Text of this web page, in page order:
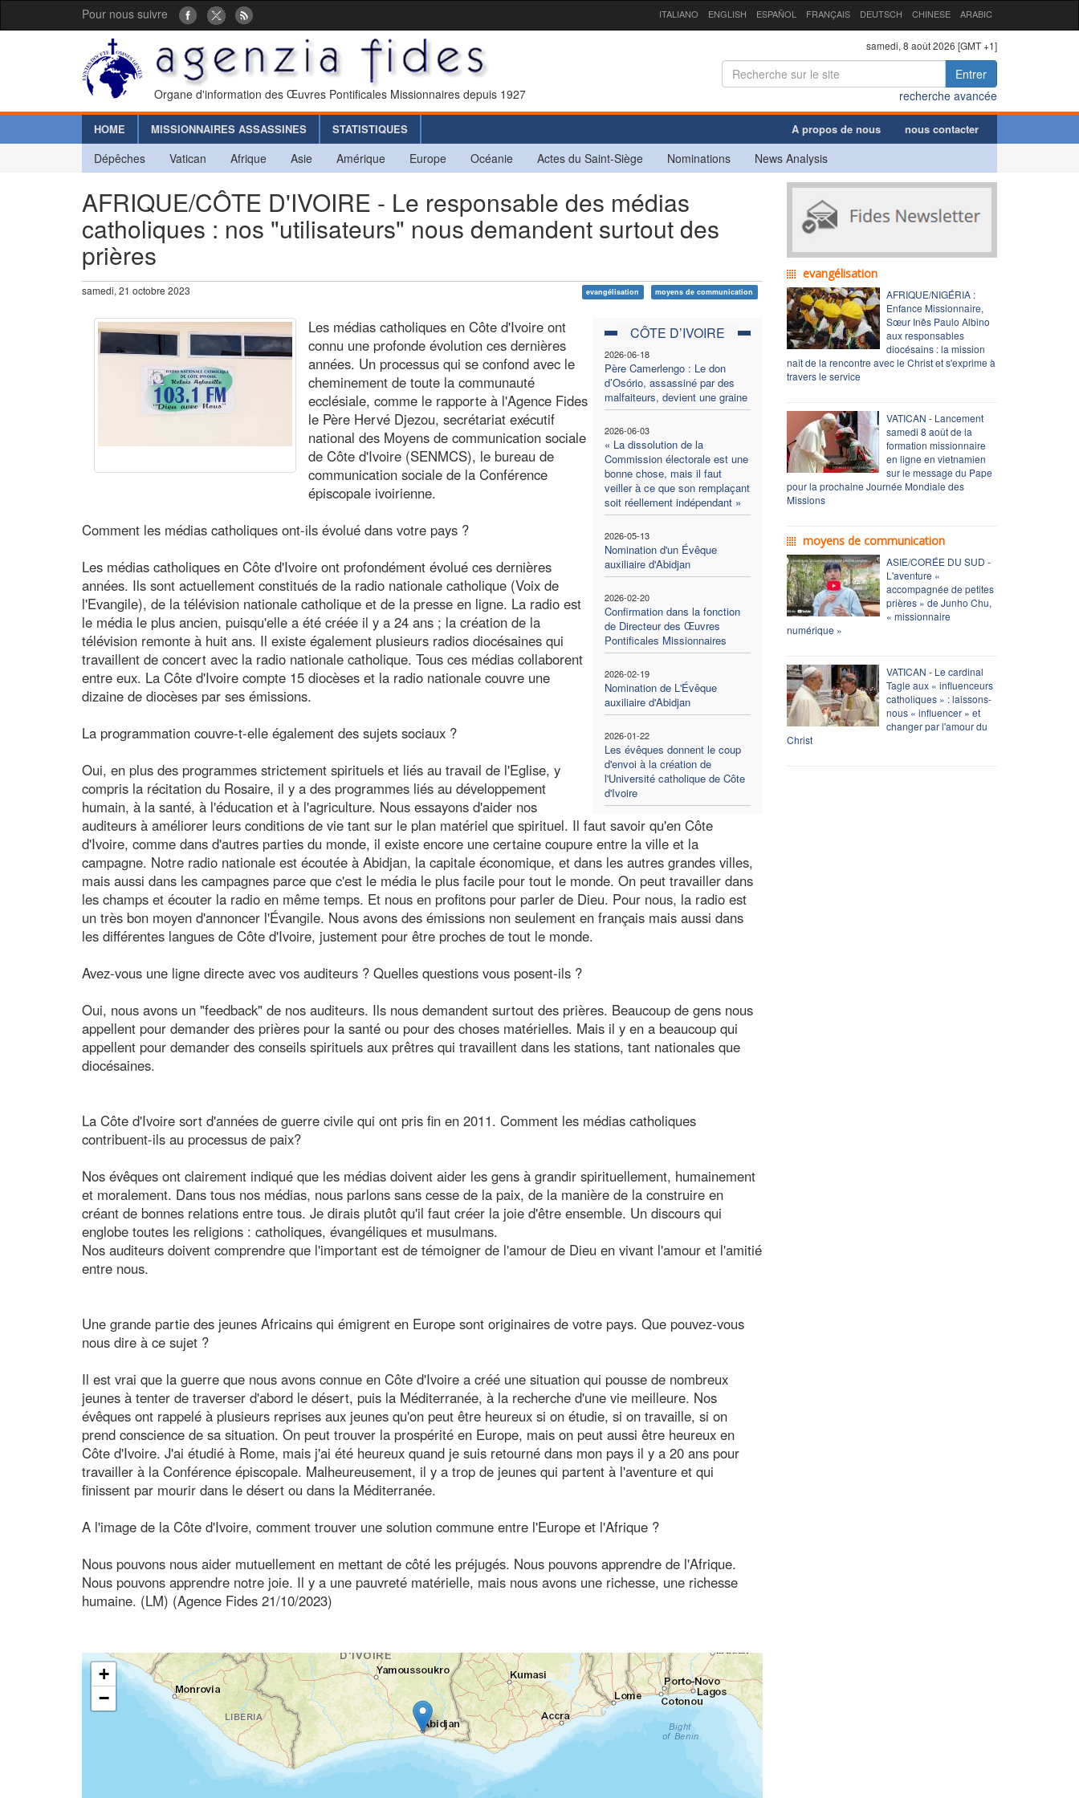
Pour nous suivre ITALIANO ENGLISH ESPAÑOL FRANÇAIS DEUTSCH CHINESE ARABIC
Organe d'information des Œuvres Pontificales Missionnaires depuis 1927
samedi, 8 août 2026 [GMT +1]
Entrer
recherche avancée
HOME MISSIONNAIRES ASSASSINES STATISTIQUES A propos de nous nous contacter
Dépêches Vatican Afrique Asie Amérique Europe Océanie Actes du Saint-Siège Nominations News Analysis
AFRIQUE/CÔTE D'IVOIRE - Le responsable des médias
catholiques : nos "utilisateurs" nous demandent surtout des
prières
samedi, 21 octobre 2023 evangélisation moyens de communication
CÔTE D’IVOIRE
2026-06-18
Père Camerlengo : Le don
d’Osório, assassiné par des
malfaiteurs, devient une graine
2026-06-03
« La dissolution de la
Commission électorale est une
bonne chose, mais il faut
veiller à ce que son remplaçant
soit réellement indépendant »
2026-05-13
Nomination d'un Évêque
auxiliaire d'Abidjan
2026-02-20
Confirmation dans la fonction
de Directeur des Œuvres
Pontificales Missionnaires
2026-02-19
Nomination de L'Évêque
auxiliaire d'Abidjan
2026-01-22
Les évêques donnent le coup
d'envoi à la création de
l'Université catholique de Côte
d'Ivoire
Les médias catholiques en Côte d'Ivoire ont
connu une profonde évolution ces dernières
années. Un processus qui se confond avec le
cheminement de toute la communauté
ecclésiale, comme le rapporte à l'Agence Fides
le Père Hervé Djezou, secrétariat exécutif
national des Moyens de communication sociale
de Côte d'Ivoire (SENMCS), le bureau de
communication sociale de la Conférence
épiscopale ivoirienne.
Comment les médias catholiques ont-ils évolué dans votre pays ?
Les médias catholiques en Côte d'Ivoire ont profondément évolué ces dernières
années. Ils sont actuellement constitués de la radio nationale catholique (Voix de
l'Evangile), de la télévision nationale catholique et de la presse en ligne. La radio est
le média le plus ancien, puisqu'elle a été créée il y a 24 ans ; la création de la
télévision remonte à huit ans. Il existe également plusieurs radios diocésaines qui
travaillent de concert avec la radio nationale catholique. Tous ces médias collaborent
entre eux. La Côte d'Ivoire compte 15 diocèses et la radio nationale couvre une
dizaine de diocèses par ses émissions.
La programmation couvre-t-elle également des sujets sociaux ?
Oui, en plus des programmes strictement spirituels et liés au travail de l'Eglise, y
compris la récitation du Rosaire, il y a des programmes liés au développement
humain, à la santé, à l'éducation et à l'agriculture. Nous essayons d'aider nos
auditeurs à améliorer leurs conditions de vie tant sur le plan matériel que spirituel. Il faut savoir qu'en Côte
d'Ivoire, comme dans d'autres parties du monde, il existe encore une certaine coupure entre la ville et la
campagne. Notre radio nationale est écoutée à Abidjan, la capitale économique, et dans les autres grandes villes,
mais aussi dans les campagnes parce que c'est le média le plus facile pour tout le monde. On peut travailler dans
les champs et écouter la radio en même temps. Et nous en profitons pour parler de Dieu. Pour nous, la radio est
un très bon moyen d'annoncer l'Évangile. Nous avons des émissions non seulement en français mais aussi dans
les différentes langues de Côte d'Ivoire, justement pour être proches de tout le monde.
Avez-vous une ligne directe avec vos auditeurs ? Quelles questions vous posent-ils ?
Oui, nous avons un "feedback" de nos auditeurs. Ils nous demandent surtout des prières. Beaucoup de gens nous
appellent pour demander des prières pour la santé ou pour des choses matérielles. Mais il y en a beaucoup qui
appellent pour demander des conseils spirituels aux prêtres qui travaillent dans les stations, tant nationales que
diocésaines.
La Côte d'Ivoire sort d'années de guerre civile qui ont pris fin en 2011. Comment les médias catholiques
contribuent-ils au processus de paix?
Nos évêques ont clairement indiqué que les médias doivent aider les gens à grandir spirituellement, humainement
et moralement. Dans tous nos médias, nous parlons sans cesse de la paix, de la manière de la construire en
créant de bonnes relations entre tous. Je dirais plutôt qu'il faut créer la joie d'être ensemble. Un discours qui
englobe toutes les religions : catholiques, évangéliques et musulmans.
Nos auditeurs doivent comprendre que l'important est de témoigner de l'amour de Dieu en vivant l'amour et l'amitié
entre nous.
Une grande partie des jeunes Africains qui émigrent en Europe sont originaires de votre pays. Que pouvez-vous
nous dire à ce sujet ?
Il est vrai que la guerre que nous avons connue en Côte d'Ivoire a créé une situation qui pousse de nombreux
jeunes à tenter de traverser d'abord le désert, puis la Méditerranée, à la recherche d'une vie meilleure. Nos
évêques ont rappelé à plusieurs reprises aux jeunes qu'on peut être heureux si on étudie, si on travaille, si on
prend conscience de sa situation. On peut trouver la prospérité en Europe, mais on peut aussi être heureux en
Côte d'Ivoire. J'ai étudié à Rome, mais j'ai été heureux quand je suis retourné dans mon pays il y a 20 ans pour
travailler à la Conférence épiscopale. Malheureusement, il y a trop de jeunes qui partent à l'aventure et qui
finissent par mourir dans le désert ou dans la Méditerranée.
A l'image de la Côte d'Ivoire, comment trouver une solution commune entre l'Europe et l'Afrique ?
Nous pouvons nous aider mutuellement en mettant de côté les préjugés. Nous pouvons apprendre de l'Afrique.
Nous pouvons apprendre notre joie. Il y a une pauvreté matérielle, mais nous avons une richesse, une richesse
humaine. (LM) (Agence Fides 21/10/2023)
+
−
evangélisation
AFRIQUE/NIGÉRIA :
Enfance Missionnaire,
Sœur Inês Paulo Albino
aux responsables
diocésains : la mission
naît de la rencontre avec le Christ et s'exprime à
travers le service
VATICAN - Lancement
samedi 8 août de la
formation missionnaire
en ligne en vietnamien
sur le message du Pape
pour la prochaine Journée Mondiale des
Missions
moyens de communication
ASIE/CORÉE DU SUD -
L'aventure «
accompagnée de petites
prières » de Junho Chu,
« missionnaire
numérique »
VATICAN - Le cardinal
Tagle aux « influenceurs
catholiques » : laissons-
nous « influencer » et
changer par l'amour du
Christ